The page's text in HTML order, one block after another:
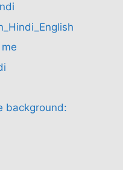
background: